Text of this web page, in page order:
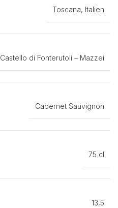
Toscana, Italien
Castello di Fonterutoli – Mazzei
Cabernet Sauvignon
75 cl
13,5